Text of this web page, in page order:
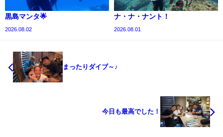
黒島マンタ🌟
2026.08.02
ナ・ナ・ナント！
2026.08.01
まったりダイブ～♪
今日も最高でした！